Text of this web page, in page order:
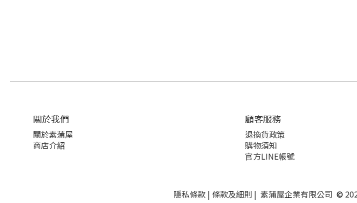
關於我們
關於素蒲屋
商店介紹
顧客服務
退換貨政策
購物須知
官方LINE帳號
隱私條款| 條款及細則 | 素蒲屋企業有限公司 ©